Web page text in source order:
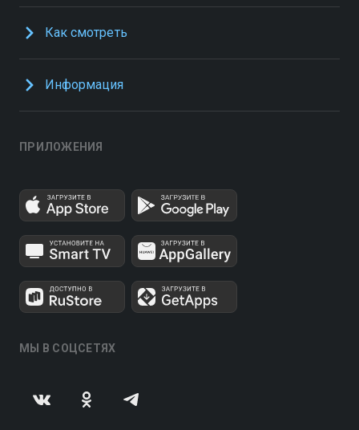
Как смотреть
Информация
ПРИЛОЖЕНИЯ
МЫ В СОЦСЕТЯХ